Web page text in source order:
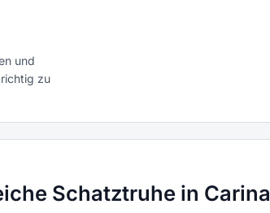
und
zu
Schatztruhe in Carina